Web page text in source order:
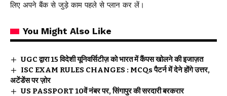
लिए अपने बैंक से जुड़े काम पहले से प्लान कर लें।
You Might Also Like
UGC द्वारा 15 विदेशी यूनिवर्सिटीज़ को भारत में कैंपस खोलने की इजाज़त
ISC EXAM RULES CHANGES : MCQs पैटर्न में देने होंगे उत्तर,
अटेंडेंस पर ज़ोर
US PASSPORT 10वें नंबर पर, सिंगापुर की सरदारी बरकरार